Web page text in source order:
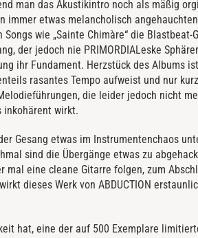
man das Akustikintro noch als mäßig
immer etwas melancholisch
wie „Sainte Chimàre“ die
der jedoch nie PRIMORDIALeske
ihr Fundament. Herzstück des Albums
rasantes Tempo aufweist und nur
die leider jedoch nicht
inkohärent wirkt.
Gesang etwas im Instrumentenchaos
sind die Übergänge etwas zu
mal eine cleane Gitarre folgen, zum
dieses Werk von ABDUCTION
hat, eine der auf 500 Exemplare